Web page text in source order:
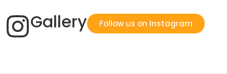
Gallery Follow us on Instagram